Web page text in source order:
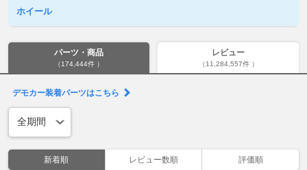
ホイール
パーツ・商品
（174,444件 ）
レビュー
（11,284,557件 ）
デモカー装着パーツはこちら
新着順 レビュー数順 評価順